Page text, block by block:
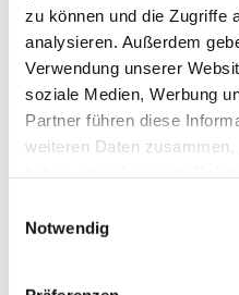
zu können und die Zugriffe
analysieren. Außerdem
Verwendung unserer
soziale Medien, Werbung
Partner führen diese
weiteren Daten
Notwendig